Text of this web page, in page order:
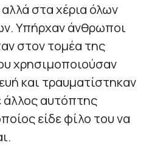
στα χέρια όλων
Υπήρχαν άνθρωποι
στον τομέα της
χρησιμοποιούσαν
και τραυματίστηκαν
άλλος αυτόπτης
είδε φίλο του να